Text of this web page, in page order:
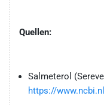
Quellen:
Salmeterol
https://